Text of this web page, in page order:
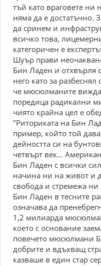
тъй като враговете
няма да е достатъчно.
да сринем и
всичко това,
категоричен е
Шуър прави
Бин Ладен и отхвърля
него като за разбеснял
че мюсюлманите
поредица радикални
чиято крайна цел е
"Риториката на Бин
пример, който той
дейността си на
четвърт век...
Бин Ладен с всички
начина ни на живот и
свобода и стремежа
Бин Ладен в тесните
означава да
1,2 милиарда
което с основание
повечето мюсюлмани
добрите и вдъхващ
казваше в един стар